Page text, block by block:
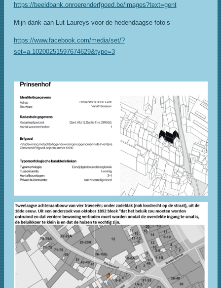
https://beeldbank.onroerenderfgoed.be/images?text=gent
Mijn dank aan Lut Laureys voor de hedendaagse foto’s
https://www.facebook.com/media/set/?
set=a.10200251597674629&type=3